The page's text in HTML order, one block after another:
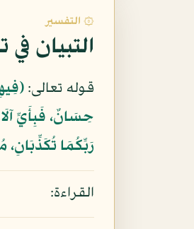
۞ التفسير
التبيان
قوله تعالى:
حِسَانٌ، فَبِأَيِّ
رَبِّكُمَا
القراءة: